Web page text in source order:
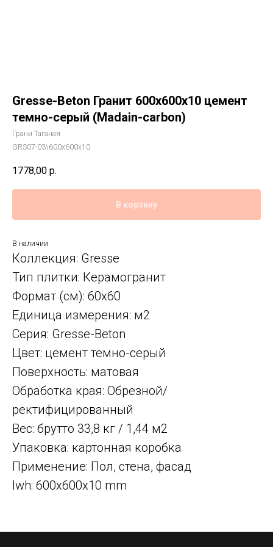
Gresse-Beton Гранит 600x600x10 цемент
темно-серый (Madain-carbon)
Грани Таганая
GRS07-03\600х600х10
1778,00 р.
В корзину
В наличии
Коллекция: Gresse
Тип плитки: Керамогранит
Формат (см): 60x60
Единица измерения: м2
Серия: Gresse-Beton
Цвет: цемент темно-серый
Поверхность: матовая
Обработка края: Обрезной/
ректифицированный
Вес: брутто 33,8 кг / 1,44 м2
Упаковка: картонная коробка
Применение: Пол, стена, фасад
lwh: 600x600x10 mm